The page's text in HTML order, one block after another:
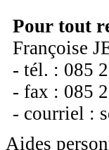
Pour tout
Françoise
- tél. : 085
- fax : 085
- courriel :
Aides